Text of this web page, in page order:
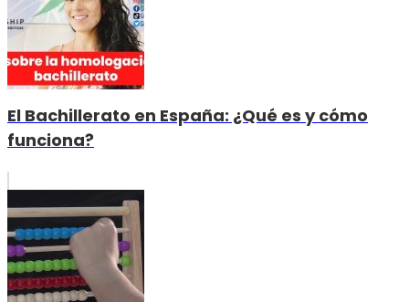
El Bachillerato en España: ¿Qué es y cómo
funciona?